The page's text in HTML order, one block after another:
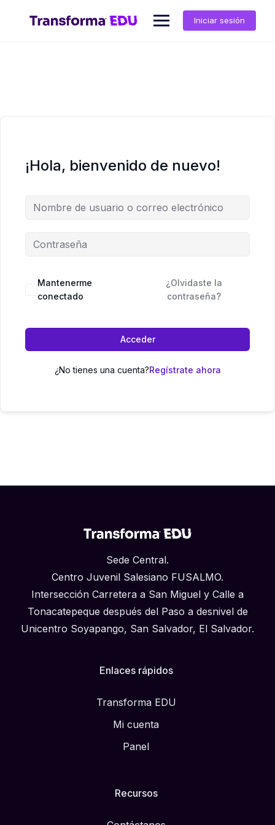
contenido
Iniciar sesión
¡Hola, bienvenido de nuevo!
Mantenerme
conectado
¿Olvidaste la
contraseña?
Acceder
¿No tienes una cuenta?Regístrate ahora
Sede Central.
Centro Juvenil Salesiano FUSALMO.
Intersección Carretera a San Miguel y Calle a
Tonacatepeque después del Paso a desnivel de
Unicentro Soyapango, San Salvador, El Salvador.
Enlaces rápidos
Transforma EDU
Mi cuenta
Panel
Recursos